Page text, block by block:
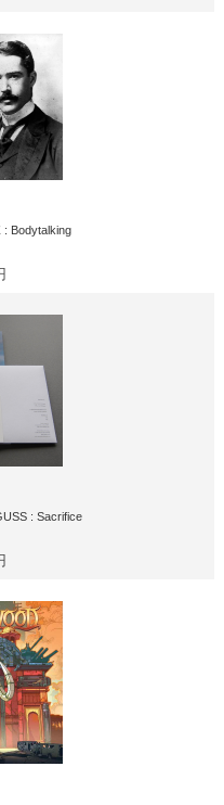
: Bodytalking
: Sacrifice